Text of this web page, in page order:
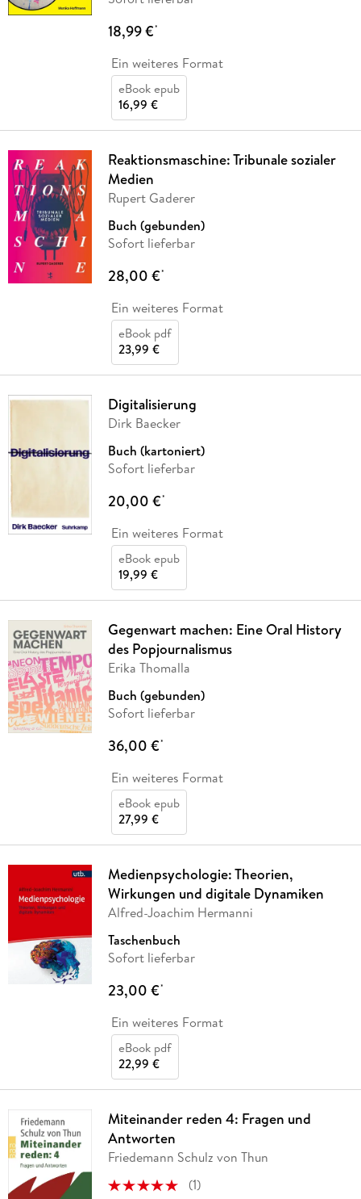
18,99 €*
Ein weiteres Format
eBook epub
16,99 €
Reaktionsmaschine: Tribunale sozialer
Medien
Rupert Gaderer
Buch (gebunden)
Sofort lieferbar
28,00 €*
Ein weiteres Format
eBook pdf
23,99 €
Digitalisierung
Dirk Baecker
Buch (kartoniert)
Sofort lieferbar
20,00 €*
Ein weiteres Format
eBook epub
19,99 €
Gegenwart machen: Eine Oral History
des Popjournalismus
Erika Thomalla
Buch (gebunden)
Sofort lieferbar
36,00 €*
Ein weiteres Format
eBook epub
27,99 €
Medienpsychologie: Theorien,
Wirkungen und digitale Dynamiken
Alfred-Joachim Hermanni
Taschenbuch
Sofort lieferbar
23,00 €*
Ein weiteres Format
eBook pdf
22,99 €
Miteinander reden 4: Fragen und
Antworten
Friedemann Schulz von Thun
(1)